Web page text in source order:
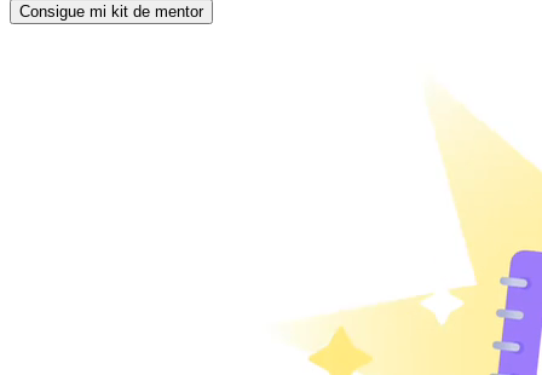
Consigue mi kit de mentor